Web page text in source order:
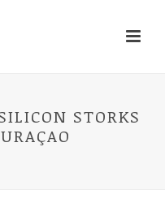
STORKS